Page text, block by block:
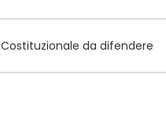
da difendere